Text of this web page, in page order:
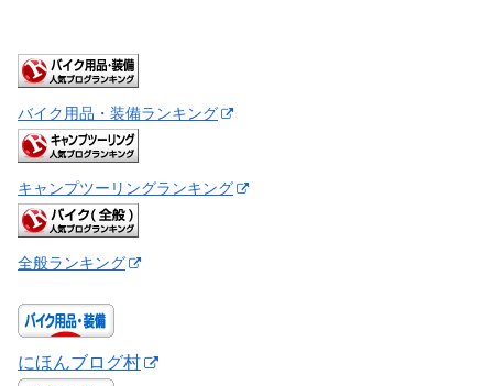
バイク用品・装備ランキング
キャンプツーリングランキング
全般ランキング
にほんブログ村